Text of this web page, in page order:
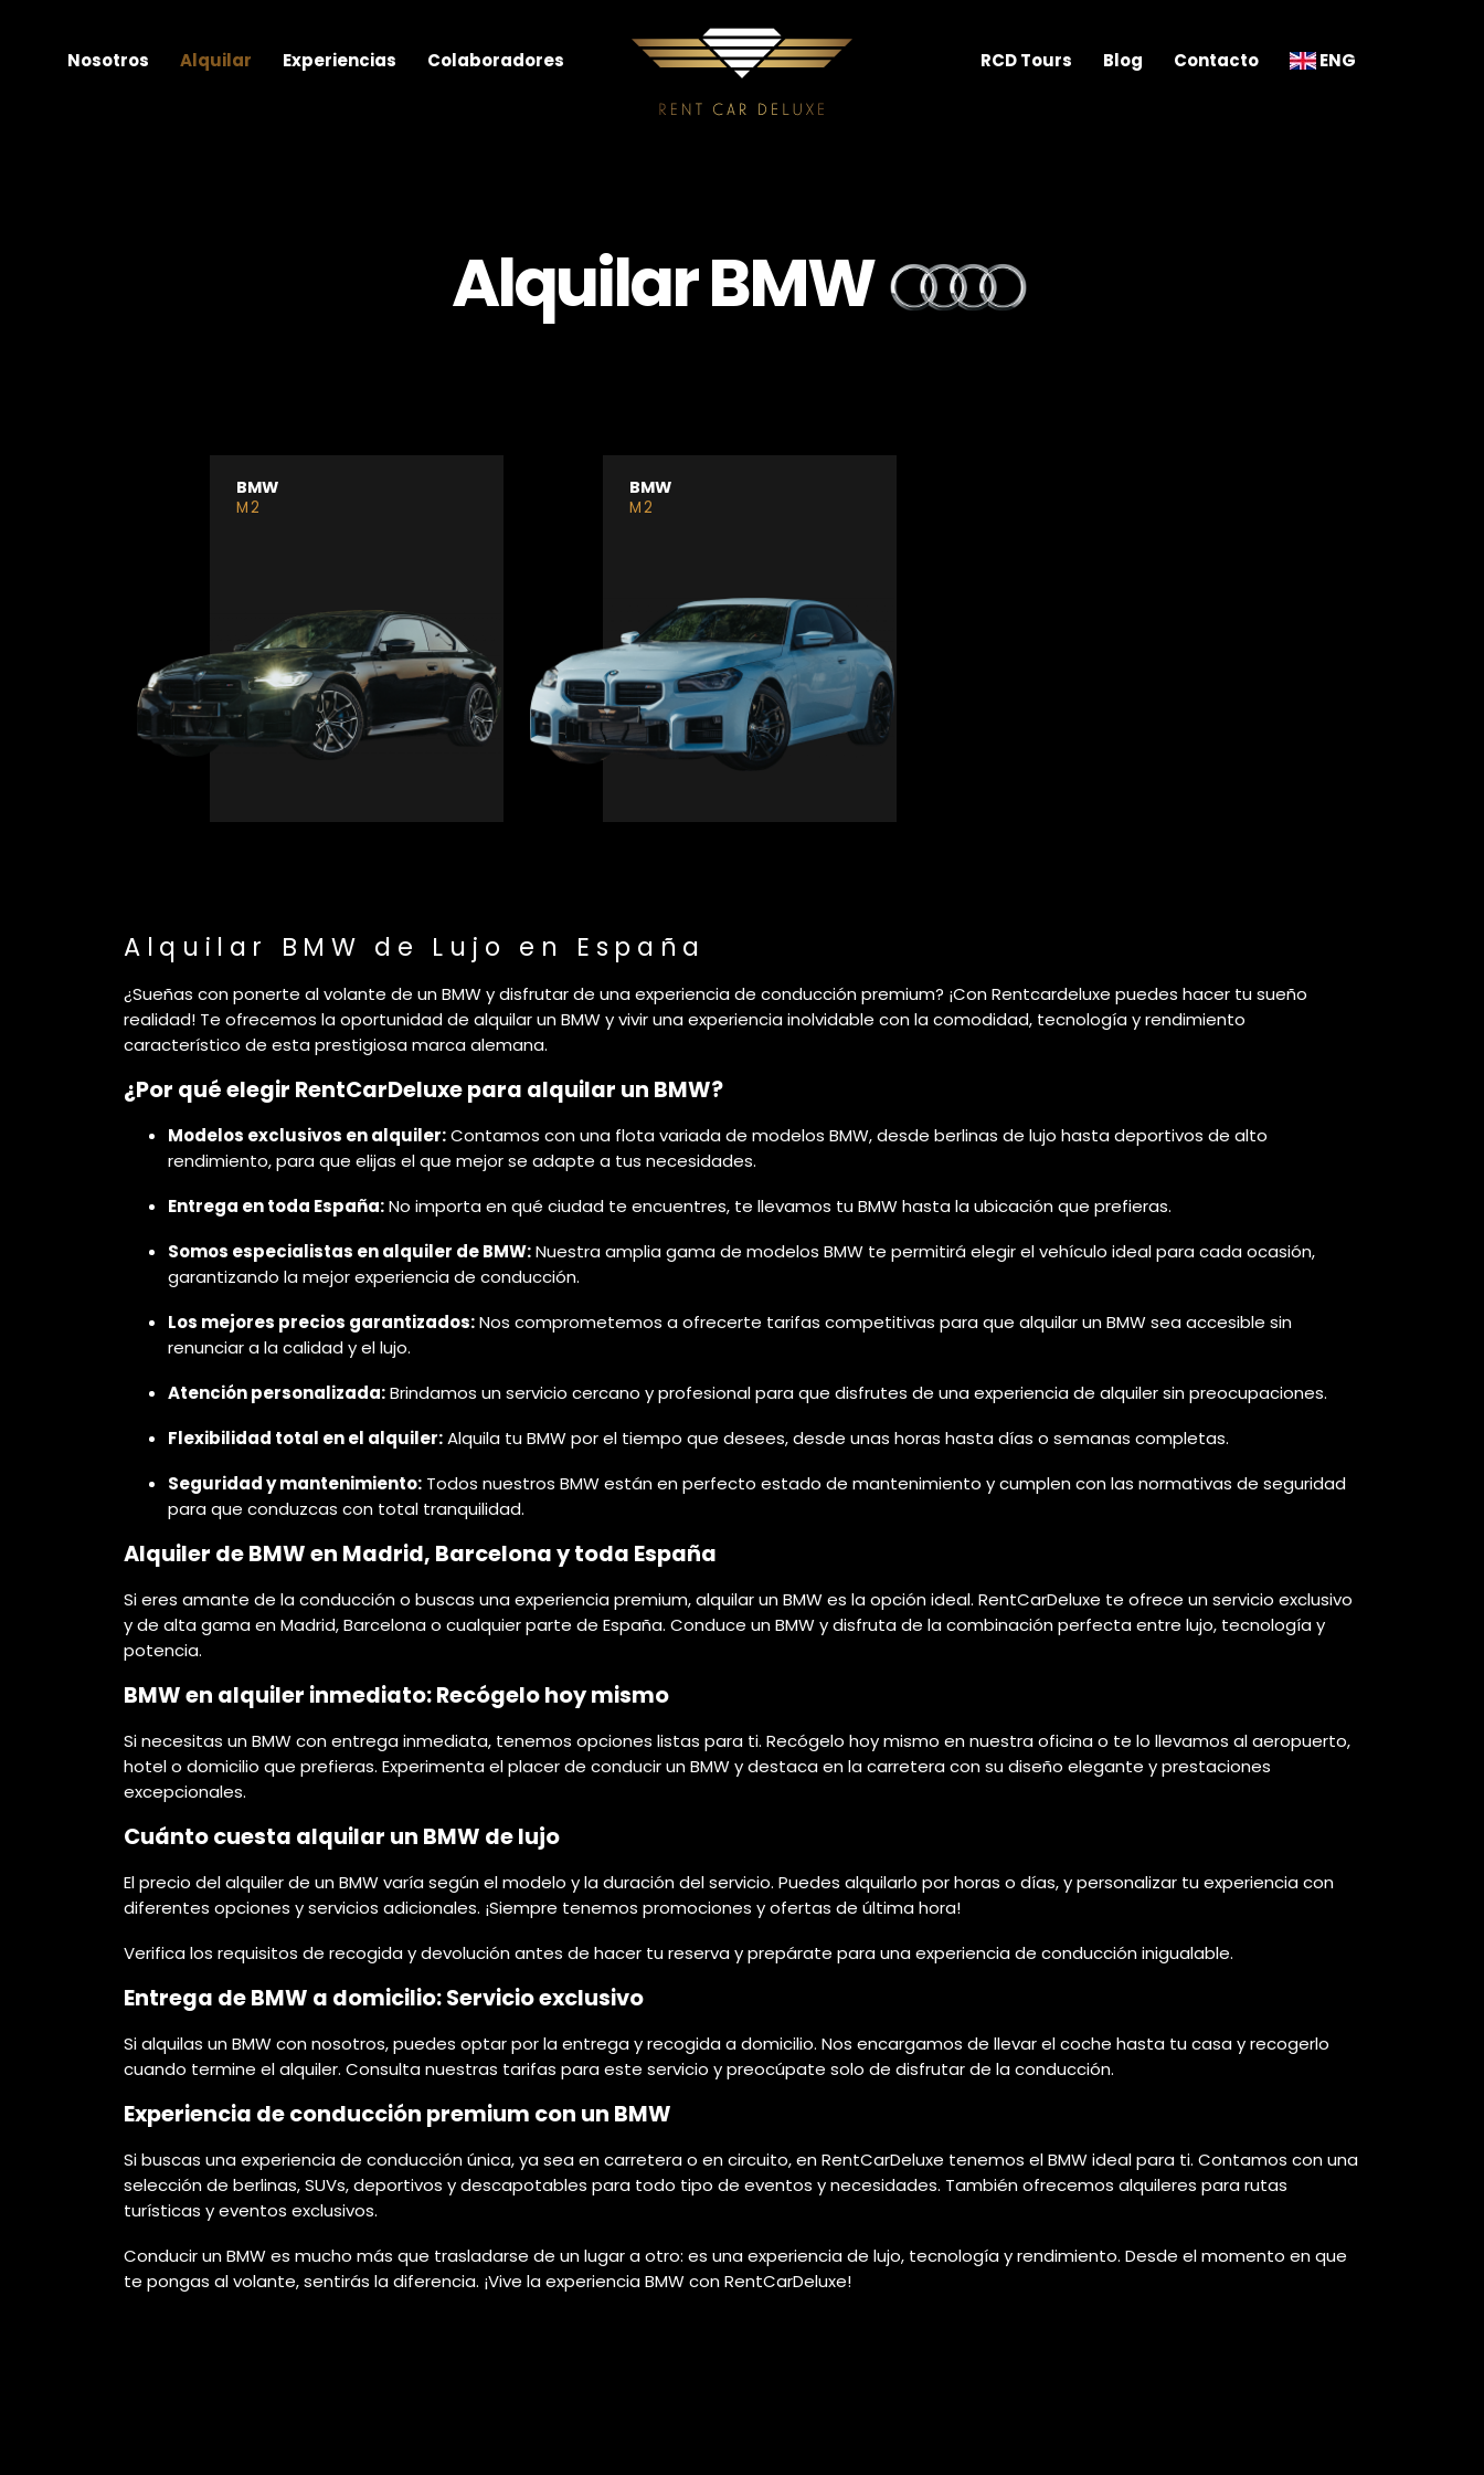
Nosotros Alquilar Experiencias Colaboradores RCD Tours Blog Contacto ENG
Alquilar BMW
BMW
M2
BMW
M2
Alquilar BMW de Lujo en España
¿Sueñas con ponerte al volante de un BMW y disfrutar de una experiencia de conducción premium? ¡Con Rentcardeluxe puedes hacer tu sueño
realidad! Te ofrecemos la oportunidad de alquilar un BMW y vivir una experiencia inolvidable con la comodidad, tecnología y rendimiento
característico de esta prestigiosa marca alemana.
¿Por qué elegir RentCarDeluxe para alquilar un BMW?
Modelos exclusivos en alquiler:Contamos con una flota variada de modelos BMW, desde berlinas de lujo hasta deportivos de alto
rendimiento, para que elijas el que mejor se adapte a tus necesidades.
Entrega en toda España:No importa en qué ciudad te encuentres, te llevamos tu BMW hasta la ubicación que prefieras.
Somos especialistas en alquiler de BMW:Nuestra amplia gama de modelos BMW te permitirá elegir el vehículo ideal para cada ocasión,
garantizando la mejor experiencia de conducción.
Los mejores precios garantizados:Nos comprometemos a ofrecerte tarifas competitivas para que alquilar un BMW sea accesible sin
renunciar a la calidad y el lujo.
Atención personalizada:Brindamos un servicio cercano y profesional para que disfrutes de una experiencia de alquiler sin preocupaciones.
Flexibilidad total en el alquiler:Alquila tu BMW por el tiempo que desees, desde unas horas hasta días o semanas completas.
Seguridad y mantenimiento: Todos nuestros BMW están en perfecto estado de mantenimiento y cumplen con las normativas de seguridad
para que conduzcas con total tranquilidad.
Alquiler de BMW en Madrid, Barcelona y toda España
Si eres amante de la conducción o buscas una experiencia premium, alquilar un BMW es la opción ideal. RentCarDeluxe te ofrece un servicio exclusivo
y de alta gama en Madrid, Barcelona o cualquier parte de España. Conduce un BMW y disfruta de la combinación perfecta entre lujo, tecnología y
potencia.
BMW en alquiler inmediato: Recógelo hoy mismo
Si necesitas un BMW con entrega inmediata, tenemos opciones listas para ti. Recógelo hoy mismo en nuestra oficina o te lo llevamos al aeropuerto,
hotel o domicilio que prefieras. Experimenta el placer de conducir un BMW y destaca en la carretera con su diseño elegante y prestaciones
excepcionales.
Cuánto cuesta alquilar un BMW de lujo
El precio del alquiler de un BMW varía según el modelo y la duración del servicio. Puedes alquilarlo por horas o días, y personalizar tu experiencia con
diferentes opciones y servicios adicionales. ¡Siempre tenemos promociones y ofertas de última hora!
Verifica los requisitos de recogida y devolución antes de hacer tu reserva y prepárate para una experiencia de conducción inigualable.
Entrega de BMW a domicilio: Servicio exclusivo
Si alquilas un BMW con nosotros, puedes optar por la entrega y recogida a domicilio. Nos encargamos de llevar el coche hasta tu casa y recogerlo
cuando termine el alquiler. Consulta nuestras tarifas para este servicio y preocúpate solo de disfrutar de la conducción.
Experiencia de conducción premium con un BMW
Si buscas una experiencia de conducción única, ya sea en carretera o en circuito, en RentCarDeluxe tenemos el BMW ideal para ti. Contamos con una
selección de berlinas, SUVs, deportivos y descapotables para todo tipo de eventos y necesidades. También ofrecemos alquileres para rutas
turísticas y eventos exclusivos.
Conducir un BMW es mucho más que trasladarse de un lugar a otro: es una experiencia de lujo, tecnología y rendimiento. Desde el momento en que
te pongas al volante, sentirás la diferencia. ¡Vive la experiencia BMW con RentCarDeluxe!